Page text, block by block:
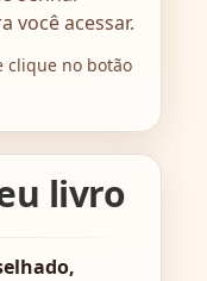
você acessar.
clique no botão
livro